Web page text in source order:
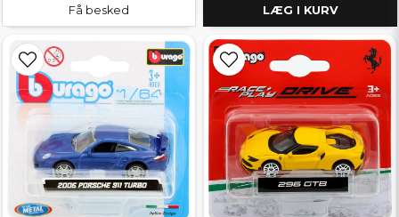
Få besked LÆG I KURV